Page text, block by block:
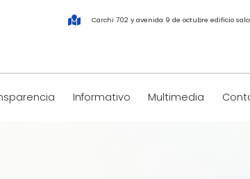
Carchi 702 y avenida 9 de octubre edificio
Informativo Multimedia